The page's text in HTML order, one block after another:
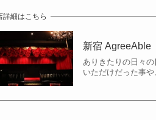
詳細はこちら
新宿 AgreeAble
ありきたりの日々
いただけだった事